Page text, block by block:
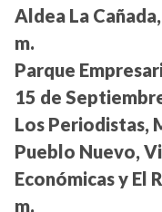
Aldea La
m.
Parque
15 de
Los Periodistas,
Pueblo Nuevo,
Económicas y El
m.